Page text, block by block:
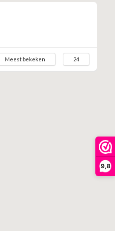
9,8
Meest bekeken 24